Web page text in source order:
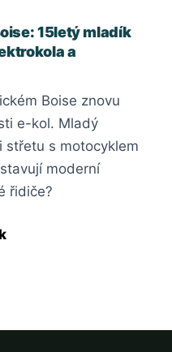
15letý mladík
a
Boise znovu
e-kol. Mladý
střetu s motocyklem
moderní
řidiče?